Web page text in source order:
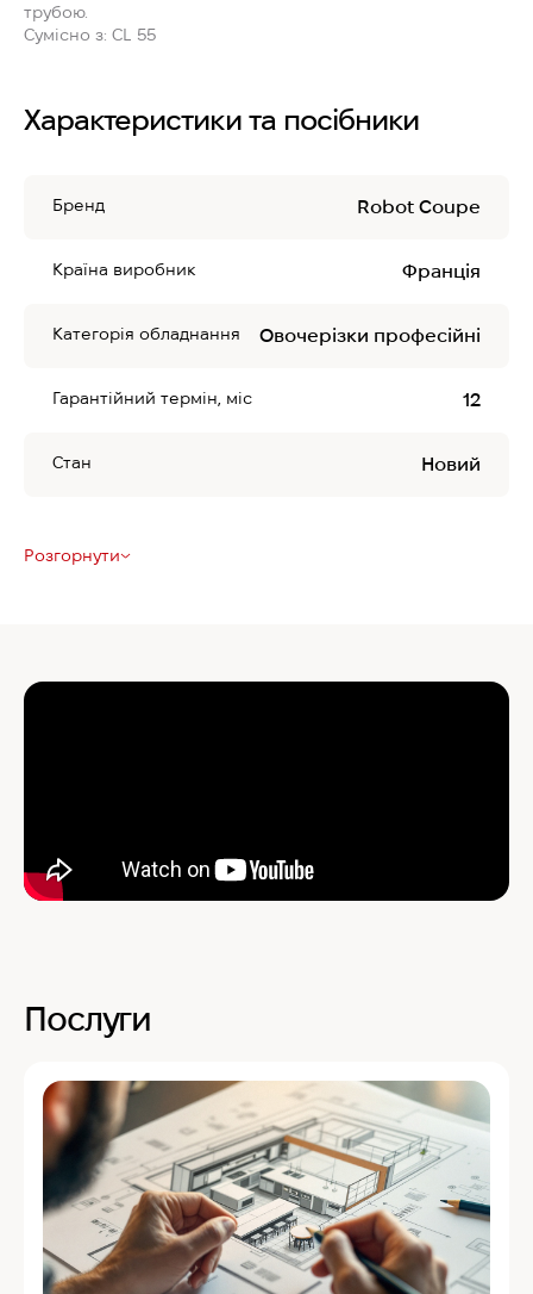
трубою.
Сумісно з: CL 55
Характеристики та посібники
Бренд Robot Coupe
Країна виробник Франція
Категорія обладнання Овочерізки професійні
Гарантійний термін, міс 12
Стан Новий
Розгорнути
Послуги